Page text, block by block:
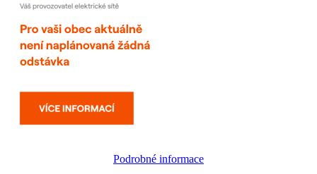
Podrobné informace